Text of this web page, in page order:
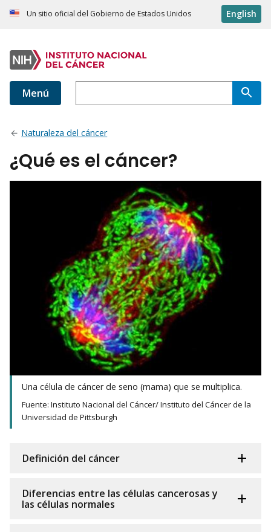
Un sitio oficial del Gobierno de Estados Unidos English
Menú
Naturaleza del cáncer
¿Qué es el cáncer?
Una célula de cáncer de seno (mama) que se multiplica.
Fuente: Instituto Nacional del Cáncer/ Instituto del Cáncer de la
Universidad de Pittsburgh
Definición del cáncer
Diferencias entre las células cancerosas y
las células normales